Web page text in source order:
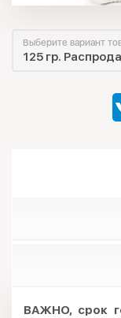
Выберите вариант
125 гр.
ВАЖНО, срок